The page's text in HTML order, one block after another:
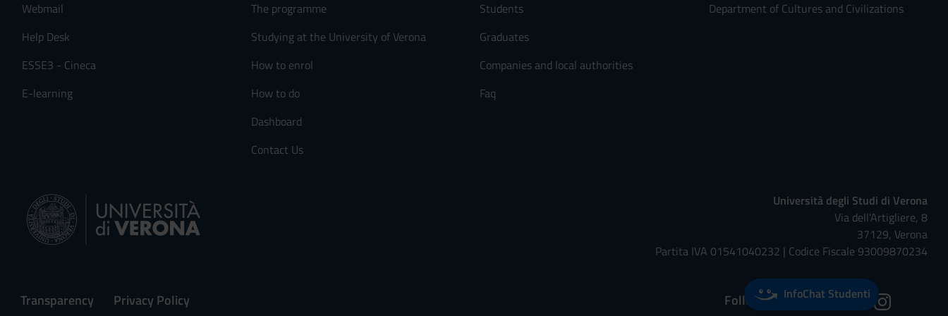
Webmail
Help Desk
ESSE3 - Cineca
E-learning
The programme
Studying at the University of Verona
How to enrol
How to do
Dashboard
Contact Us
Students
Graduates
Companies and local authorities
Faq
Department of Cultures and Civilizations
Università degli Studi di Verona
Via dell'Artigliere, 8
37129, Verona
Partita IVA 01541040232 | Codice Fiscale 93009870234
Transparency Privacy Policy Follow us on:InfoChat Studenti